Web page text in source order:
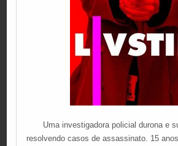
Uma investigadora policial durona e
resolvendo casos de assassinato. 15